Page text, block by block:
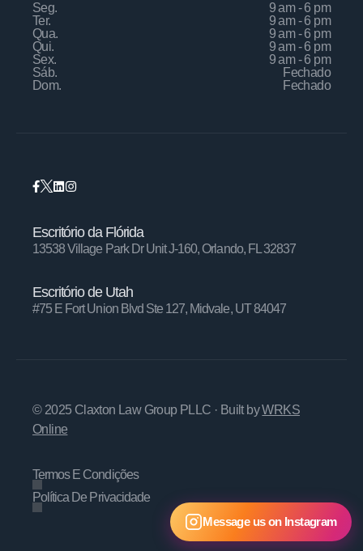
Seg.
9 am - 6 pm
Ter.
9 am - 6 pm
Qua.
9 am - 6 pm
Qui.
9 am - 6 pm
Sex.
9 am - 6 pm
Sáb.
Fechado
Dom.
Fechado
Escritório da Flórida
13538 Village Park Dr Unit J-160, Orlando, FL 32837
Escritório de Utah
#75 E Fort Union Blvd Ste 127, Midvale, UT 84047
© 2025 Claxton Law Group PLLC · Built byWRKS
Online
Termos E Condições
Política De Privacidade
Message us on Instagram